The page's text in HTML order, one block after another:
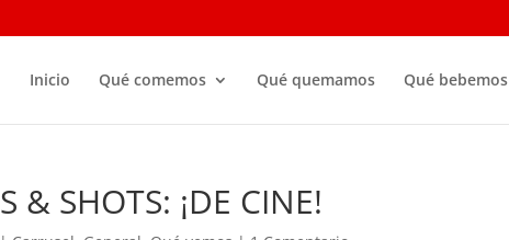
Inicio Qué comemos Qué quemamos Qué bebemos
& SHOTS: ¡DE CINE!